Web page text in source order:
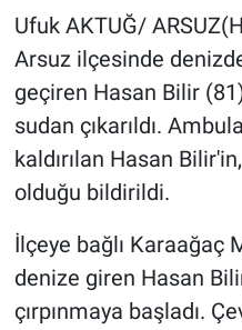
Ufuk AKTUĞ/
Arsuz ilçesinde
geçiren Hasan Bilir
sudan çıkarıldı.
kaldırılan Hasan
olduğu bildirildi.
İlçeye bağlı Karaağaç
denize giren Hasan
çırpınmaya başladı.